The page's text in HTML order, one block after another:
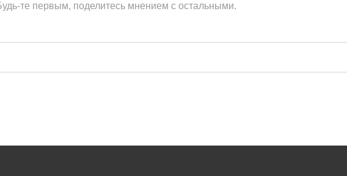
те первым, поделитесь мнением с остальными.